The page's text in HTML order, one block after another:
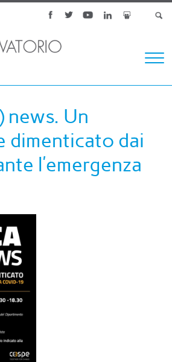
news. Un
dimenticato dai
l’emergenza